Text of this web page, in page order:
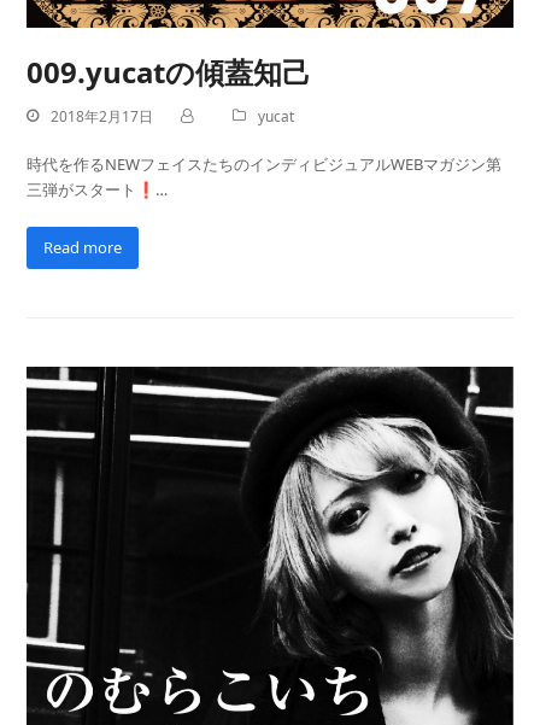
009.yucatの傾蓋知己
2018年2月17日 yucat
時代を作るNEWフェイスたちのインディビジュアルWEBマガジン第
三弾がスタート❗…
Read more